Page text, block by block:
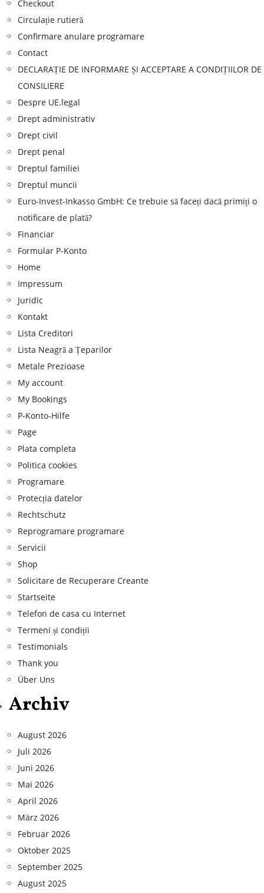
Checkout
Circulație rutieră
Confirmare anulare programare
Contact
DECLARAȚIE DE INFORMARE ȘI ACCEPTARE A CONDIȚIILOR DE
CONSILIERE
Despre UE.legal
Drept administrativ
Drept civil
Drept penal
Dreptul familiei
Dreptul muncii
Euro-Invest-Inkasso GmbH: Ce trebuie să faceți dacă primiți o
notificare de plată?
Financiar
Formular P-Konto
Home
Impressum
Juridic
Kontakt
Lista Creditori
Lista Neagră a Țeparilor
Metale Prezioase
My account
My Bookings
P-Konto-Hilfe
Page
Plata completa
Politica cookies
Programare
Protecția datelor
Rechtschutz
Reprogramare programare
Servicii
Shop
Solicitare de Recuperare Creante
Startseite
Telefon de casa cu Internet
Termeni și condiții
Testimonials
Thank you
Über Uns
Archiv
August 2026
Juli 2026
Juni 2026
Mai 2026
April 2026
März 2026
Februar 2026
Oktober 2025
September 2025
August 2025